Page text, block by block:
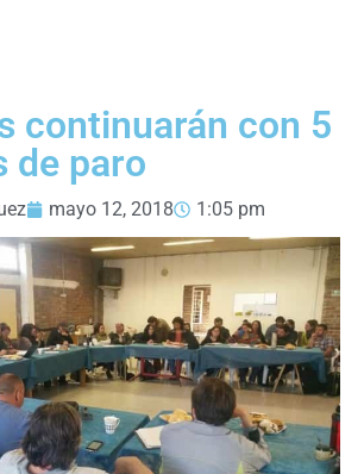
continuarán con 5
de paro
mayo 12, 2018 1:05 pm